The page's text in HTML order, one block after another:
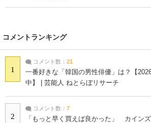
コメントランキング
1
コメント数： 21
一番好きな「韓国の男性俳優」は？【
中】 | 芸能人 ねとらぼリサーチ
2
コメント数： 7
「もっと早く買えば良かった」 カイン